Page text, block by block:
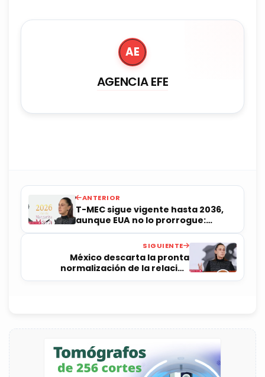
AE
AGENCIA EFE
ANTERIOR
T-MEC sigue vigente hasta 2036,
aunque EUA no lo prorrogue:
Sheinbaum
SIGUIENTE
México descarta la pronta
normalización de la relación
diplomática con Ecuador